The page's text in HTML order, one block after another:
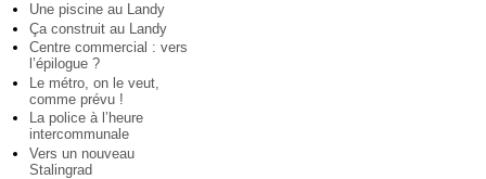
Une piscine au Landy
Ça construit au Landy
Centre commercial : vers
l’épilogue ?
Le métro, on le veut,
comme prévu !
La police à l’heure
intercommunale
Vers un nouveau
Stalingrad